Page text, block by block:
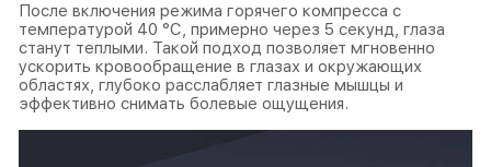
После включения режима горячего компресса с
температурой 40 °C, примерно через 5 секунд, глаза
станут теплыми. Такой подход позволяет мгновенно
ускорить кровообращение в глазах и окружающих
областях, глубоко расслабляет глазные мышцы и
эффективно снимать болевые ощущения.